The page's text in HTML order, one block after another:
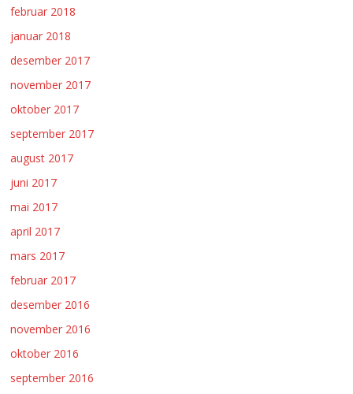
februar 2018
januar 2018
desember 2017
november 2017
oktober 2017
september 2017
august 2017
juni 2017
mai 2017
april 2017
mars 2017
februar 2017
desember 2016
november 2016
oktober 2016
september 2016